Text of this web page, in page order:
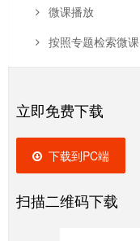
微课播放
按照专题检索微课
立即免费下载
下载到PC端
扫描二维码下载